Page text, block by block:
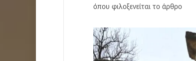
όπου φιλοξενείται το άρθρο